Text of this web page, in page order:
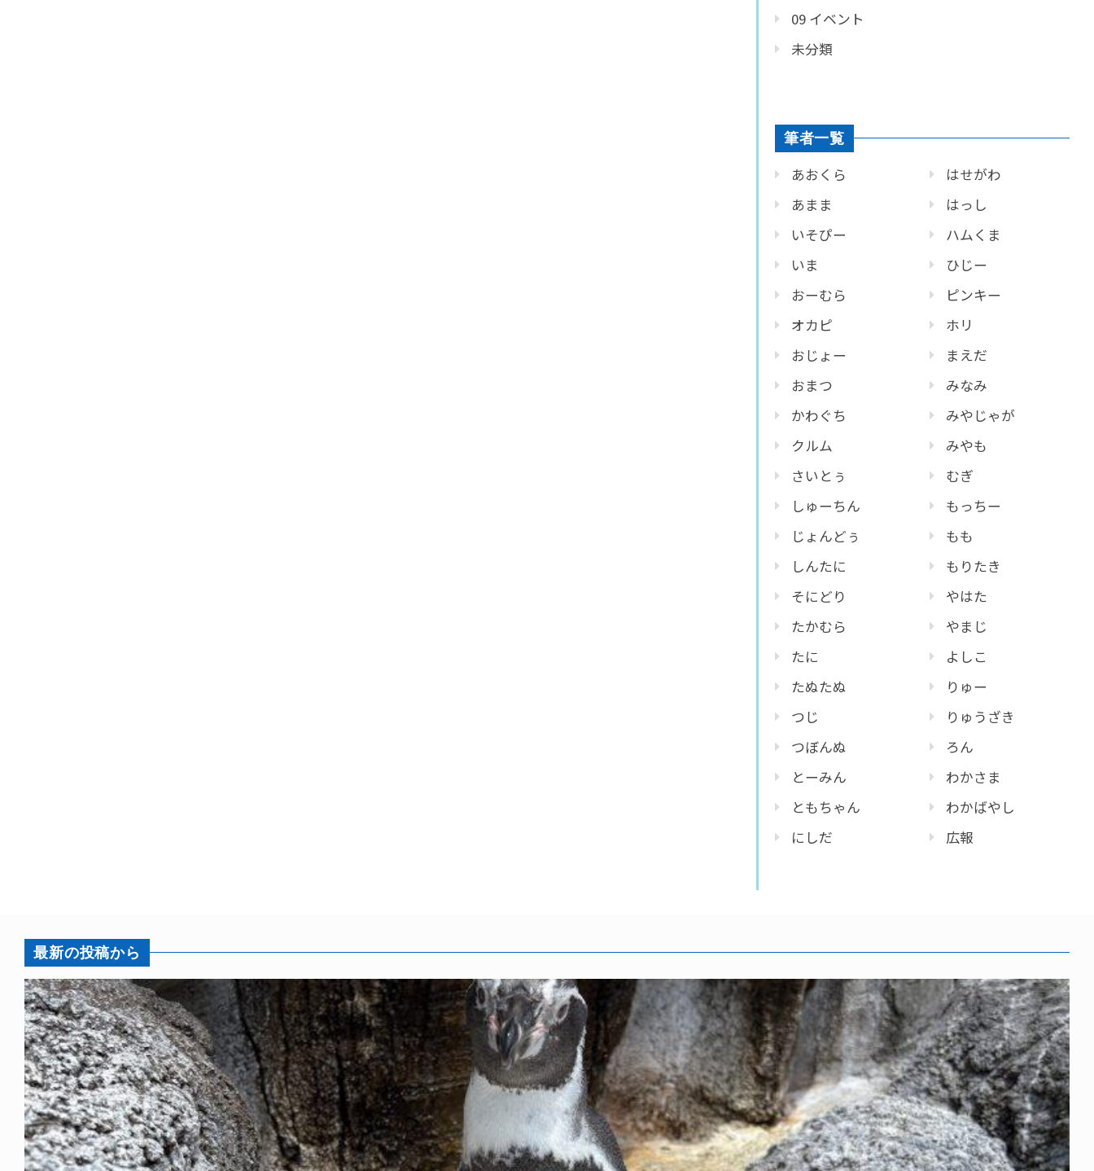
09 イベント
未分類
筆者一覧
あおくら
あまま
いそぴー
いま
おーむら
オカピ
おじょー
おまつ
かわぐち
クルム
さいとぅ
しゅーちん
じょんどぅ
しんたに
そにどり
たかむら
たに
たぬたぬ
つじ
つぼんぬ
とーみん
ともちゃん
にしだ
はせがわ
はっし
ハムくま
ひじー
ピンキー
ホリ
まえだ
みなみ
みやじゃが
みやも
むぎ
もっちー
もも
もりたき
やはた
やまじ
よしこ
りゅー
りゅうざき
ろん
わかさま
わかばやし
広報
最新の投稿から